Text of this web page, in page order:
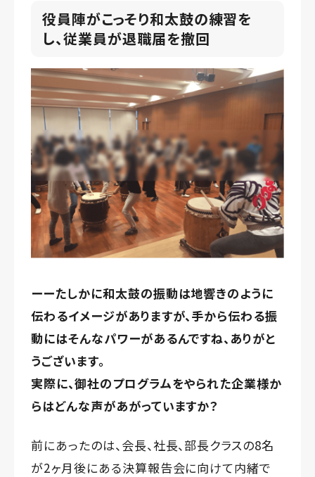
役員陣がこっそり和太鼓の練習を
し、従業員が退職届を撤回
ーーたしかに和太鼓の振動は地響きのように
伝わるイメージがありますが、手から伝わる振
動にはそんなパワーがあるんですね、ありがと
うございます。
実際に、御社のプログラムをやられた企業様か
らはどんな声があがっていますか？
前にあったのは、会長、社長、部長クラスの8名
が2ヶ月後にある決算報告会に向けて内緒で